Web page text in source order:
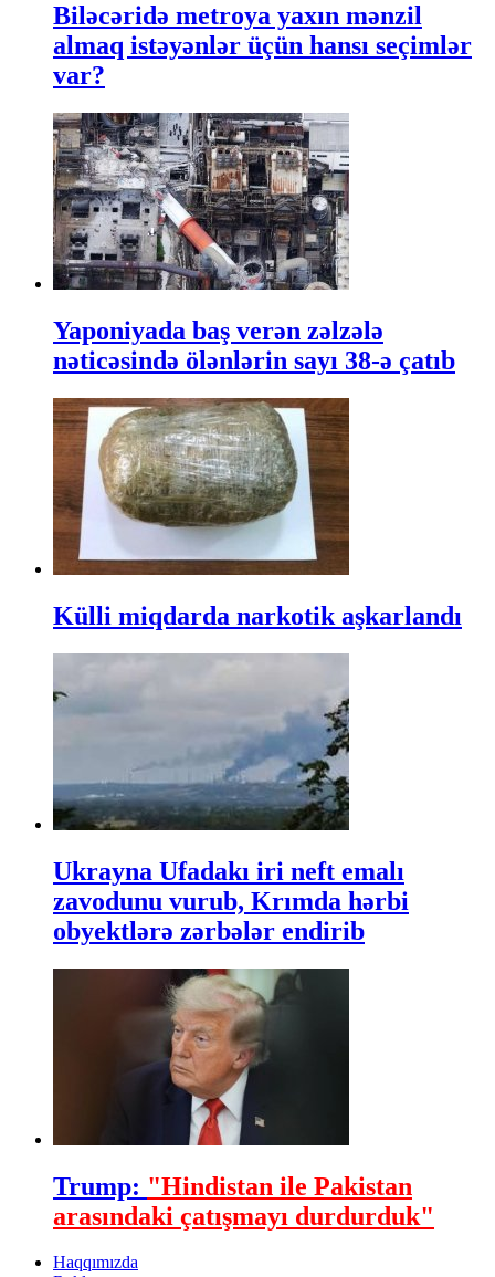
Biləcəridə metroya yaxın mənzil
almaq istəyənlər üçün hansı seçimlər
var?
Yaponiyada baş verən zəlzələ
nəticəsində ölənlərin sayı 38-ə çatıb
Külli miqdarda narkotik aşkarlandı
Ukrayna Ufadakı iri neft emalı
zavodunu vurub, Krımda hərbi
obyektlərə zərbələr endirib
Trump: "Hindistan ile Pakistan
arasındaki çatışmayı durdurduk"
Haqqımızda